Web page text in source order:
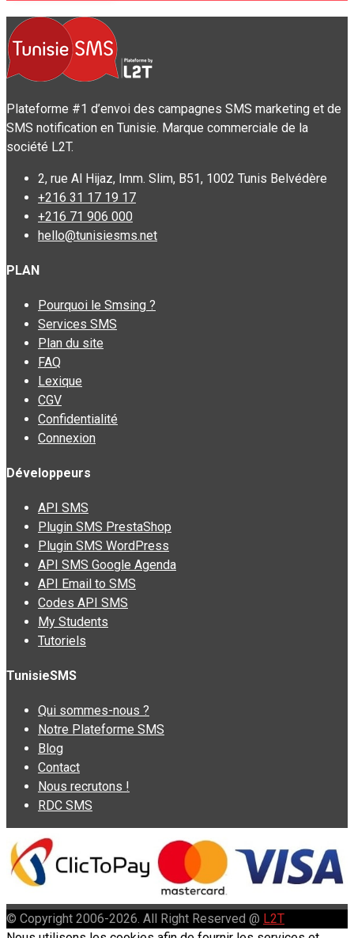
Plateforme #1 d’envoi des campagnes SMS marketing et de
SMS notification en Tunisie. Marque commerciale de la
société L2T.
2, rue Al Hijaz, Imm. Slim, B51, 1002 Tunis Belvédère
+216 31 17 19 17
+216 71 906 000
hello@tunisiesms.net
PLAN
Pourquoi le Smsing ?
Services SMS
Plan du site
FAQ
Lexique
CGV
Confidentialité
Connexion
Développeurs
API SMS
Plugin SMS PrestaShop
Plugin SMS WordPress
API SMS Google Agenda
API Email to SMS
Codes API SMS
My Students
Tutoriels
TunisieSMS
Qui sommes-nous ?
Notre Plateforme SMS
Blog
Contact
Nous recrutons !
RDC SMS
© Copyright 2006-2026. All Right Reserved @ L2T